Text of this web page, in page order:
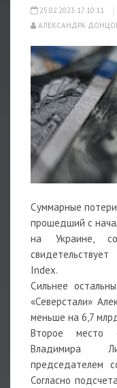
25.02.2023 17:10:11
АЛЕКСАНДРА
Суммарные
прошедший с
на Украине,
Index.
Сильнее
«Северстали»
меньше на 6,7
Второе место
Владимира
председателем
Согласно